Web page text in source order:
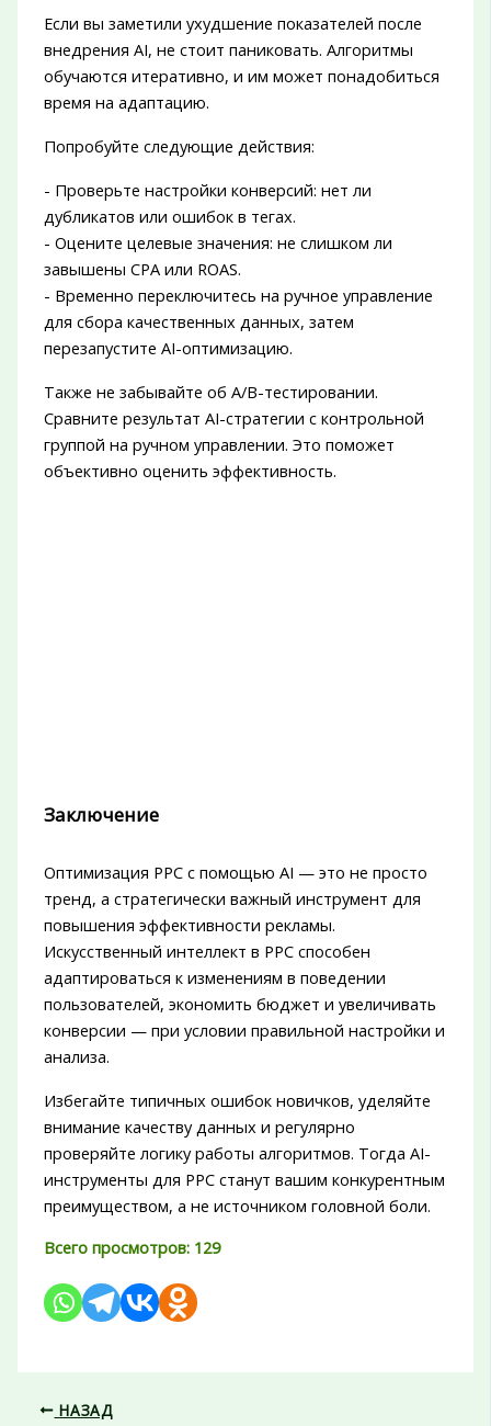
Если вы заметили ухудшение показателей после
внедрения AI, не стоит паниковать. Алгоритмы
обучаются итеративно, и им может понадобиться
время на адаптацию.
Попробуйте следующие действия:
- Проверьте настройки конверсий: нет ли
дубликатов или ошибок в тегах.
- Оцените целевые значения: не слишком ли
завышены CPA или ROAS.
- Временно переключитесь на ручное управление
для сбора качественных данных, затем
перезапустите AI-оптимизацию.
Также не забывайте об A/B-тестировании.
Сравните результат AI-стратегии с контрольной
группой на ручном управлении. Это поможет
объективно оценить эффективность.
Заключение
Оптимизация PPC с помощью AI — это не просто
тренд, а стратегически важный инструмент для
повышения эффективности рекламы.
Искусственный интеллект в PPC способен
адаптироваться к изменениям в поведении
пользователей, экономить бюджет и увеличивать
конверсии — при условии правильной настройки и
анализа.
Избегайте типичных ошибок новичков, уделяйте
внимание качеству данных и регулярно
проверяйте логику работы алгоритмов. Тогда AI-
инструменты для PPC станут вашим конкурентным
преимуществом, а не источником головной боли.
Всего просмотров: 129
НАЗАД